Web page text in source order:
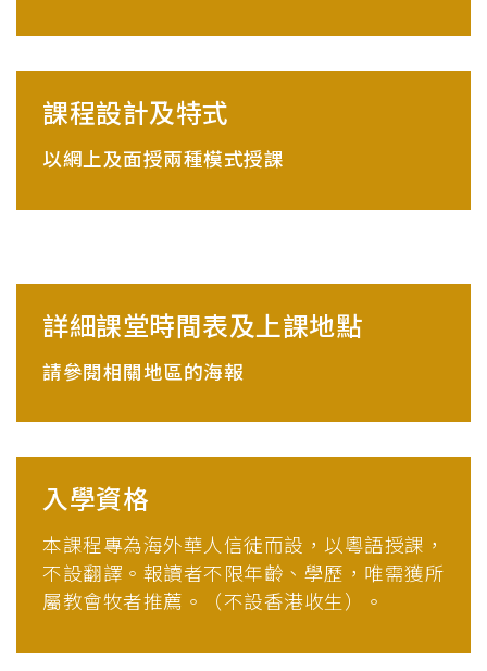
課程設計及特式
以網上及面授兩種模式授課
詳細課堂時間表及上課地點
請參閱相關地區的海報
入學資格
本課程專為海外華人信徒而設，以粵語授課，
不設翻譯。報讀者不限年齡、學歷，唯需獲所
屬教會牧者推薦。（不設香港收生）。